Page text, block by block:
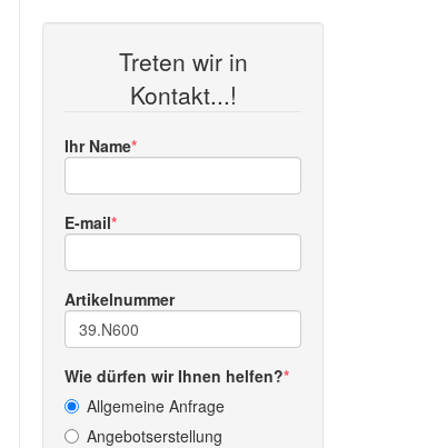
Treten wir in
Kontakt...!
Ihr Name
E-mail
Artikelnummer
Wie dürfen wir Ihnen helfen?
Allgemeine Anfrage
Angebotserstellung